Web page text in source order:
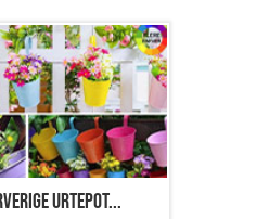
urtepot...